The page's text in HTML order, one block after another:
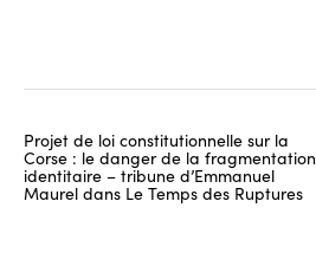
Projet de loi constitutionnelle sur la
Corse : le danger de la fragmentation
identitaire – tribune d’Emmanuel
Maurel dans Le Temps des Ruptures